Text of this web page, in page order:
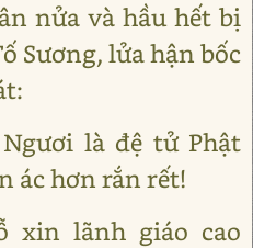
nửa và hầu hết bị
Sương, lửa hận bốc
là đệ tử Phật
ác hơn rắn rết!
xin lãnh giáo cao